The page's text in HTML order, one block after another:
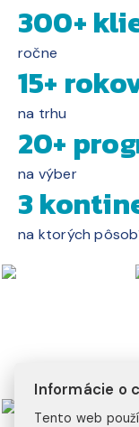
300+
ročne
15+
na trhu
20+
na výber
3
na ktorých
Informácie o
Tento web